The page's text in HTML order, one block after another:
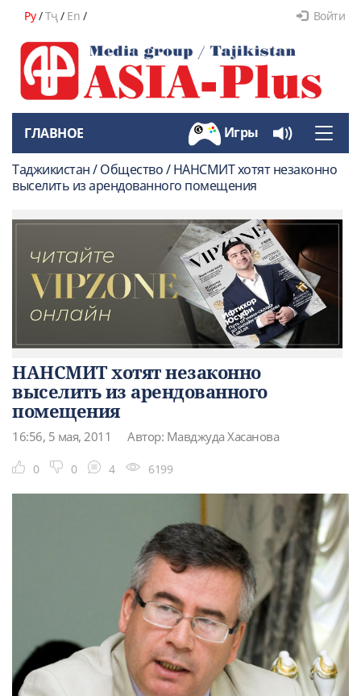
Ру/Тҷ/ En / Войти
Toggle
ГЛАВНОЕ Игры
Таджикистан / Общество / НАНСМИТ хотят незаконно
выселить из арендованного помещения
НАНСМИТ хотят незаконно
выселить из арендованного
помещения
16:56, 5 мая, 2011 Автор: Мавджуда Хасанова
0 0 4 6199